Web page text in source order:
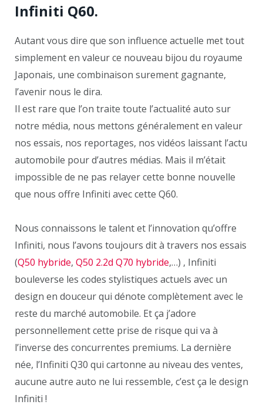
Infiniti Q60.
Autant vous dire que son influence actuelle met tout
simplement en valeur ce nouveau bijou du royaume
Japonais, une combinaison surement gagnante,
l’avenir nous le dira.
Il est rare que l’on traite toute l’actualité auto sur
notre média, nous mettons généralement en valeur
nos essais, nos reportages, nos vidéos laissant l’actu
automobile pour d’autres médias. Mais il m’était
impossible de ne pas relayer cette bonne nouvelle
que nous offre Infiniti avec cette Q60.
Nous connaissons le talent et l’innovation qu’offre
Infiniti, nous l’avons toujours dit à travers nos essais
(Q50 hybride, Q50 2.2d Q70 hybride,…) , Infiniti
bouleverse les codes stylistiques actuels avec un
design en douceur qui dénote complètement avec le
reste du marché automobile. Et ça j’adore
personnellement cette prise de risque qui va à
l’inverse des concurrentes premiums. La dernière
née, l’Infiniti Q30 qui cartonne au niveau des ventes,
aucune autre auto ne lui ressemble, c’est ça le design
Infiniti !